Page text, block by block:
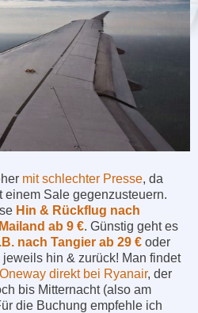
mit schlechter Presse, da
einem Sale gegenzusteuern.
Hin & Rückflug nach
Mailand ab 9 €. Günstig geht es
nach Tangier ab 29 € oder
jeweils hin & zurück! Man findet
direkt bei Ryanair, der
bis Mitternacht (also am
die Buchung empfehle ich